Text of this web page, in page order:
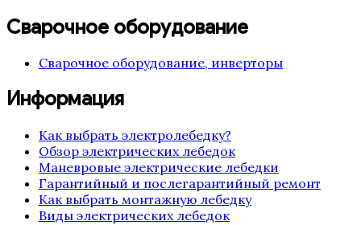
Сварочное оборудование
Сварочное оборудование, инверторы
Информация
Как выбрать электролебедку?
Обзор электрических лебедок
Маневровые электрические лебедки
Гарантийный и послегарантийный ремонт
Как выбрать монтажную лебедку
Виды электрических лебедок